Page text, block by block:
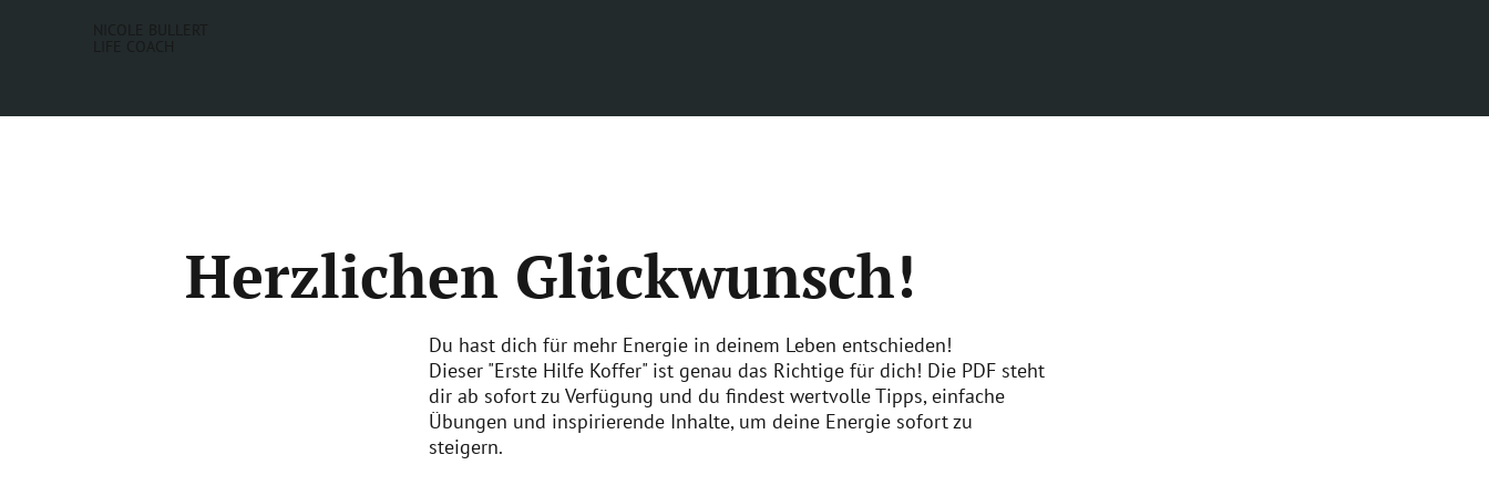
Herzlichen Glückwunsch!
Du hast dich für mehr Energie in deinem Leben entschieden!
Dieser "Erste Hilfe Koffer" ist genau das Richtige für dich! Die PDF steht
dir ab sofort zu Verfügung und du findest wertvolle Tipps, einfache
Übungen und inspirierende Inhalte, um deine Energie sofort zu
steigern.